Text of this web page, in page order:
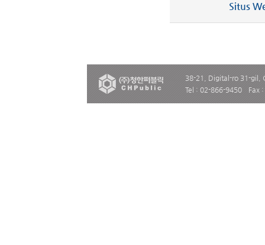
Situs
38-21, Digital-ro 31-gil,
Tel : 02-866-9450
Fax